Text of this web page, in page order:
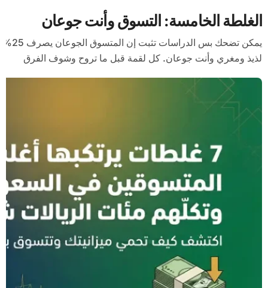
الغلطة الخامسة: التسوق وأنت جوعان
لذيذ ومغري وأنت جوعان. كل لقمة قبل ما تروح وشوف الفرق